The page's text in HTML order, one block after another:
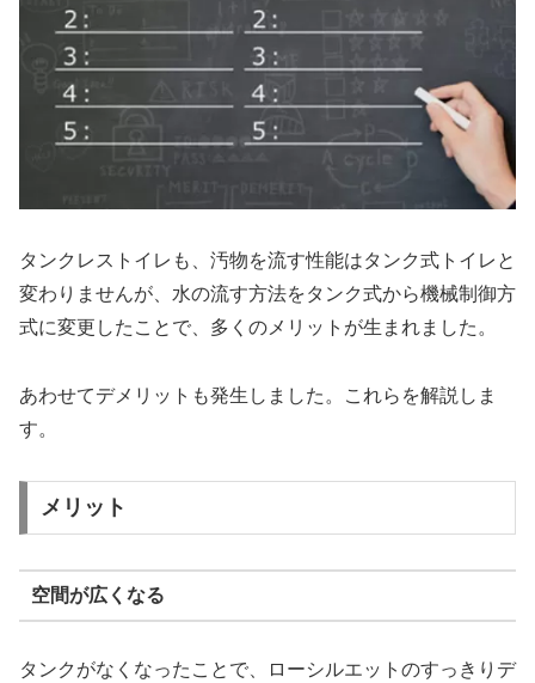
タンクレストイレも、汚物を流す性能はタンク式トイレと
変わりませんが、水の流す方法をタンク式から機械制御方
式に変更したことで、多くのメリットが生まれました。
あわせてデメリットも発生しました。これらを解説しま
す。
メリット
空間が広くなる
タンクがなくなったことで、ローシルエットのすっきりデ